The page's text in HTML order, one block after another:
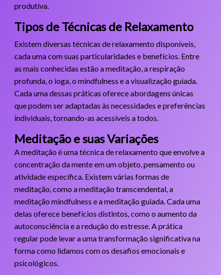
produtiva.
Tipos de Técnicas de Relaxamento
Existem diversas técnicas de relaxamento disponíveis,
cada uma com suas particularidades e benefícios. Entre
as mais conhecidas estão a meditação, a respiração
profunda, o ioga, o mindfulness e a visualização guiada.
Cada uma dessas práticas oferece abordagens únicas
que podem ser adaptadas às necessidades e preferências
individuais, tornando-as acessíveis a todos.
Meditação e suas Variações
A meditação é uma técnica de relaxamento que envolve a
concentração da mente em um objeto, pensamento ou
atividade específica. Existem várias formas de
meditação, como a meditação transcendental, a
meditação mindfulness e a meditação guiada. Cada uma
delas oferece benefícios distintos, como o aumento da
autoconsciência e a redução do estresse. A prática
regular pode levar a uma transformação significativa na
forma como lidamos com os desafios emocionais e
psicológicos.